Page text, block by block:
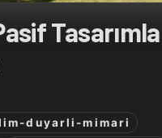
Tasarımla
duyarli-mimari